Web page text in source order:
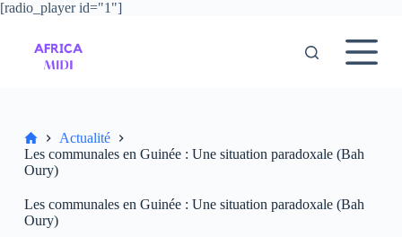
[radio_player id="1"]
P
o
n
AccueilActualité
Les communales en Guinée : Une situation paradoxale (Bah
Oury)
Les communales en Guinée : Une situation paradoxale (Bah
Oury)